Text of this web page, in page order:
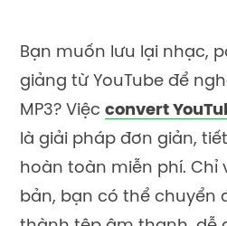
Bạn muốn lưu lại nhạc,
giảng từ YouTube để
MP3? Việc convert
là giải pháp đơn giản,
hoàn toàn miễn phí. Chỉ
bản, bạn có thể chuyển